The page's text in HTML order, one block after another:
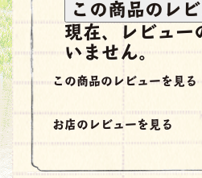
現在、レビュー
いません。
この商品のレビューを見る
お店のレビューを見る